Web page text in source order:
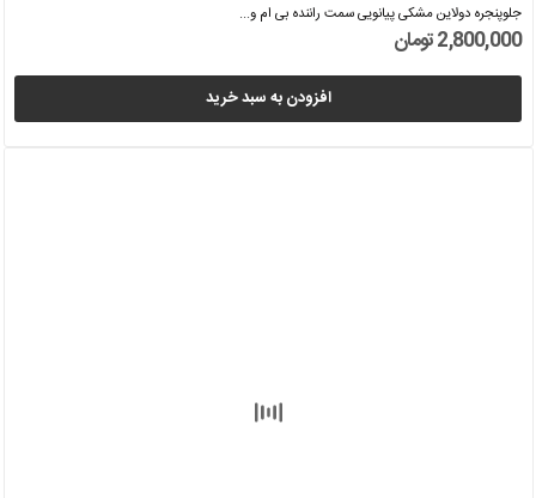
جلوپنجره دولاین مشکی پیانویی سمت راننده بی ام و...
2,800,000 تومان
افزودن به سبد خرید